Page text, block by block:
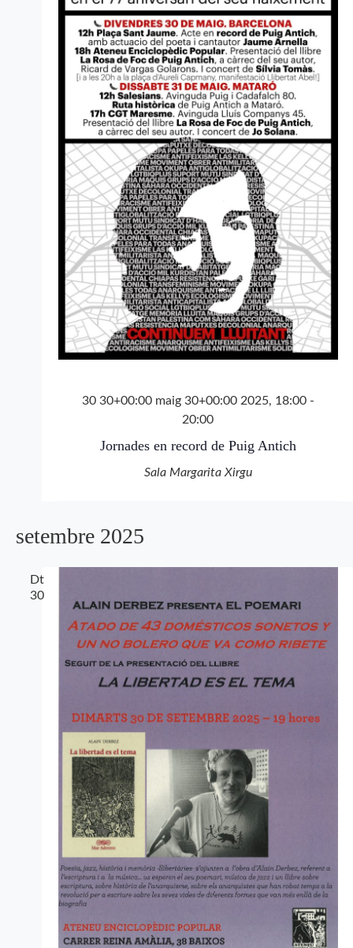
30 30+00:00 maig 30+00:00 2025, 18:00-
20:00
Jornades en record de Puig Antich
Sala Margarita Xirgu
setembre 2025
Dt
30